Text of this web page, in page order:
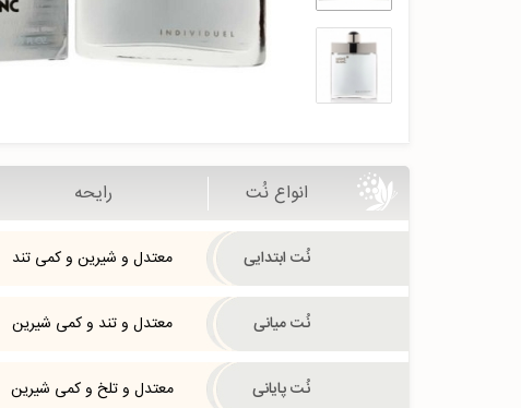
انواع نُت رایحه
نُت ابتدایی معتدل و شیرین و کمی تند
نُت میانی معتدل و تند و کمی شیرین
نُت پایانی معتدل و تلخ و کمی شیرین